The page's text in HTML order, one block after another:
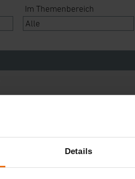
Details
Im Themenbereich